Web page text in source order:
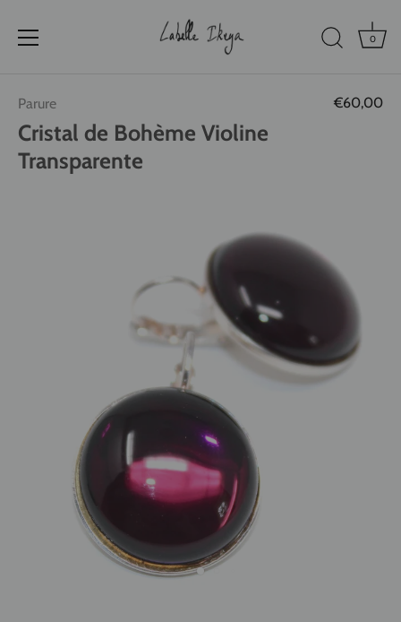
contenu
0
Parure €60,00
Cristal de Bohème Violine
Transparente